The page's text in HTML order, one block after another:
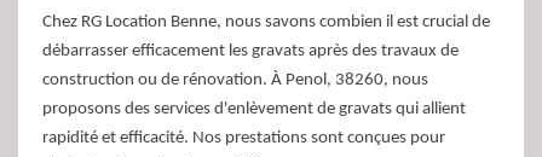
Chez RG Location Benne, nous savons combien il est crucial de
débarrasser efficacement les gravats après des travaux de
construction ou de rénovation. À Penol, 38260, nous
proposons des services d'enlèvement de gravats qui allient
rapidité et efficacité. Nos prestations sont conçues pour